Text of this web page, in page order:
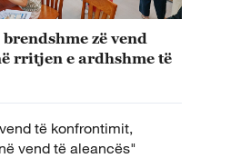
brendshme zë vend
rritjen e ardhshme të
të konfrontimit,
vend të aleancës"